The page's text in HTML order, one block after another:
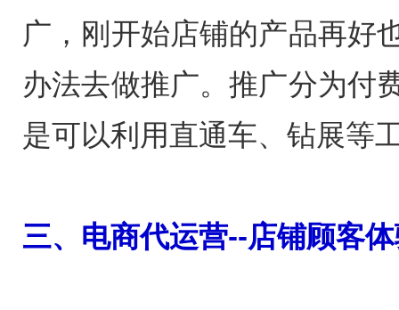
广，刚开始店铺的产品再好
办法去做推广。推广分为付
是可以利用直通车、钻展等
三、电商代运营--店铺顾客